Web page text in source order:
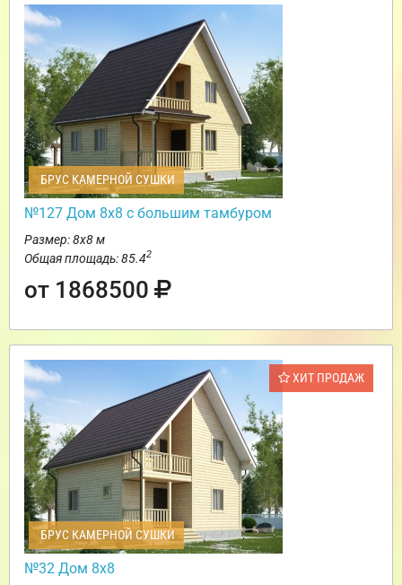
БРУС КАМЕРНОЙ СУШКИ
№127 Дом 8х8 с большим тамбуром
Размер: 8х8 м
Общая площадь: 85.42
от 1868500
ХИТ ПРОДАЖ
БРУС КАМЕРНОЙ СУШКИ
№32 Дом 8х8